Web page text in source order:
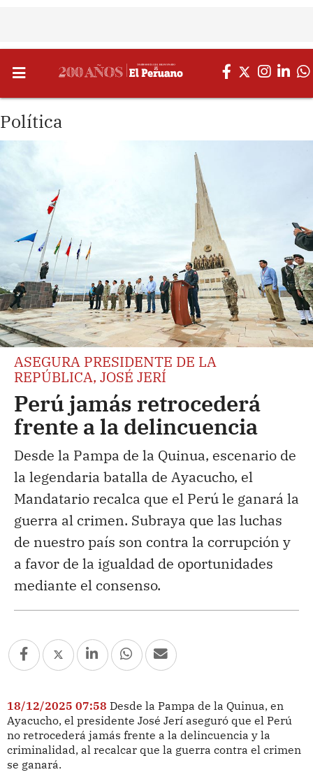
Política
ASEGURA PRESIDENTE DE LA
REPÚBLICA, JOSÉ JERÍ
Perú jamás retrocederá
frente a la delincuencia
Desde la Pampa de la Quinua, escenario de
la legendaria batalla de Ayacucho, el
Mandatario recalca que el Perú le ganará la
guerra al crimen. Subraya que las luchas
de nuestro país son contra la corrupción y
a favor de la igualdad de oportunidades
mediante el consenso.
18/12/2025 07:58 Desde la Pampa de la Quinua, en
Ayacucho, el presidente José Jerí aseguró que el Perú
no retrocederá jamás frente a la delincuencia y la
criminalidad, al recalcar que la guerra contra el crimen
se ganará.